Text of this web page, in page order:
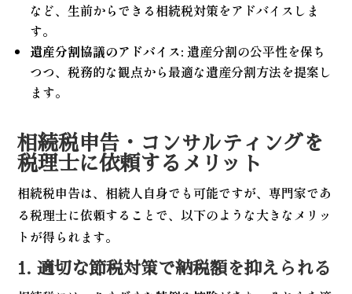
など、生前からできる相続税対策をアドバイスしま
す。
遺産分割協議のアドバイス: 遺産分割の公平性を保ち
つつ、税務的な観点から最適な遺産分割方法を提案し
ます。
相続税申告・コンサルティングを
税理士に依頼するメリット
相続税申告は、相続人自身でも可能ですが、専門家であ
る税理士に依頼することで、以下のような大きなメリッ
トが得られます。
1. 適切な節税対策で納税額を抑えられる